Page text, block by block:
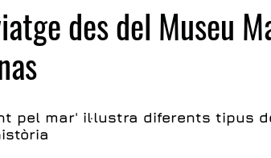
des del Museu
pel mar' il·lustra diferents tipus